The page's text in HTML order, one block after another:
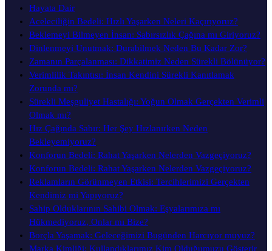
Hayata Dair
Aceleciliğin Bedeli: Hızlı Yaşarken Neleri Kaçırıyoruz?
Beklemeyi Bilmeyen İnsan: Sabırsızlık Çağına mı Giriyoruz?
Dinlenmeyi Unutmak: Durabilmek Neden Bu Kadar Zor?
Zamanın Parçalanması: Dikkatimiz Neden Sürekli Bölünüyor?
Verimlilik Takıntısı: İnsan Kendini Sürekli Kanıtlamak
Zorunda mı?
Sürekli Meşguliyet Hastalığı: Yoğun Olmak Gerçekten Verimli
Olmak mı?
Hız Çağında Sabır: Her Şey Hızlanırken Neden
Bekleyemiyoruz?
Konforun Bedeli: Rahat Yaşarken Nelerden Vazgeçiyoruz?
Konforun Bedeli: Rahat Yaşarken Nelerden Vazgeçiyoruz?
Reklamların Görünmeyen Etkisi: Tercihlerimizi Gerçekten
Kendimiz mi Yapıyoruz?
Sahip Olduklarının Sahibi Olmak: Eşyalarımıza mı
Hükmediyoruz, Onlar mı Bize?
Borçla Yaşamak: Geleceğimizi Bugünden Harcıyor muyuz?
Marka Kimliği: Kullandıklarımız Kim Olduğumuzu Gösterir